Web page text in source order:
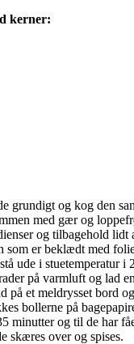
kerner:
grundigt og kog den
med gær og
og tilbagehold
som er beklædt med
ude i stuetemperatur
på varmluft og lad
på et meldrysset bord
bollerne på
minutter og til de har
skæres over og spises.